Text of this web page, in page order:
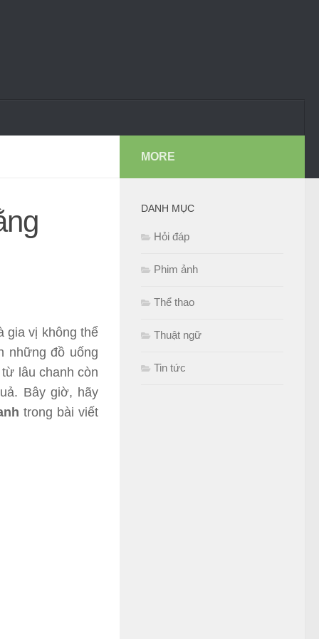
gia vị không thể
những đồ uống
lâu chanh còn
Bây giờ, hãy
trong bài viết
MORE
DANH MỤC
Hỏi đáp
Phim ảnh
Thể thao
Thuật ngữ
Tin tức